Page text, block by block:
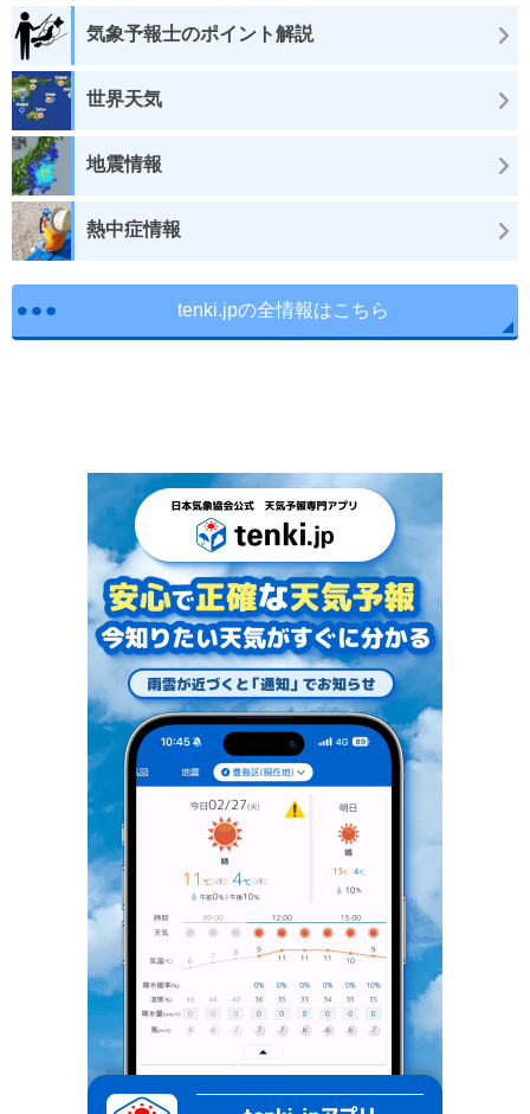
気象予報士のポイント解説
世界天気
地震情報
熱中症情報
tenki.jpの全情報はこちら